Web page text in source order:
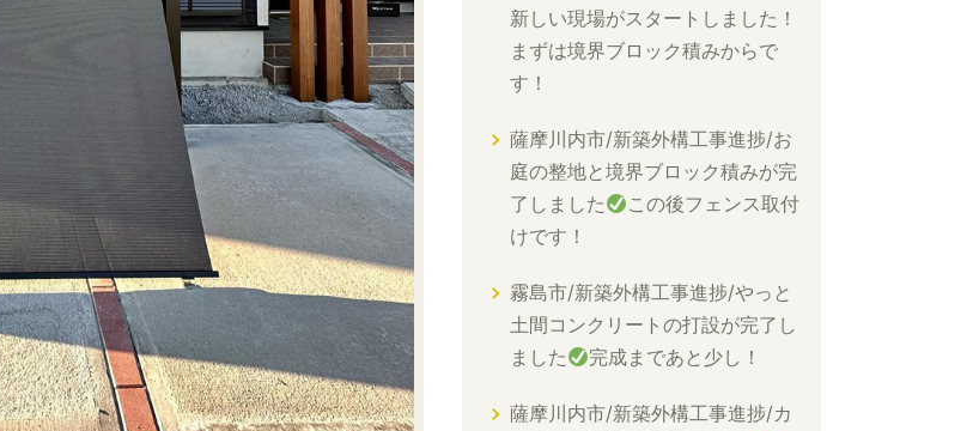
新しい現場がスタートしました！
まずは境界ブロック積みからで
す！
薩摩川内市/新築外構工事進捗/お
庭の整地と境界ブロック積みが完
了しました
この後フェンス取付
けです！
霧島市/新築外構工事進捗/やっと
土間コンクリートの打設が完了し
ました
完成まであと少し！
薩摩川内市/新築外構工事進捗/カ